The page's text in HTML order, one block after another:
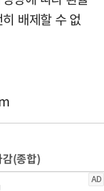
배제할 수 없
(종합)